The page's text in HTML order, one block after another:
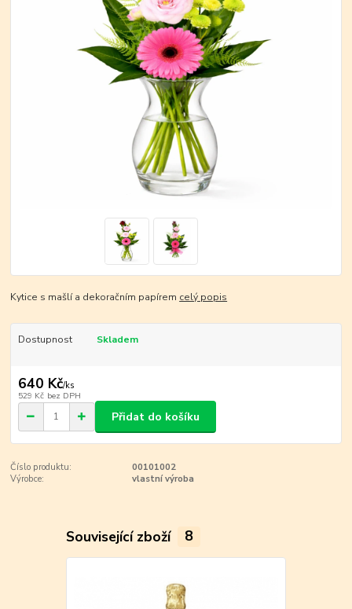
Kytice s mašlí a dekoračním papírem celý popis
Dostupnost Skladem
640 Kč/ks
529 Kč bez DPH
Přidat do košíku
Číslo produktu:
00101002
Výrobce:
vlastní výroba
Související zboží 8